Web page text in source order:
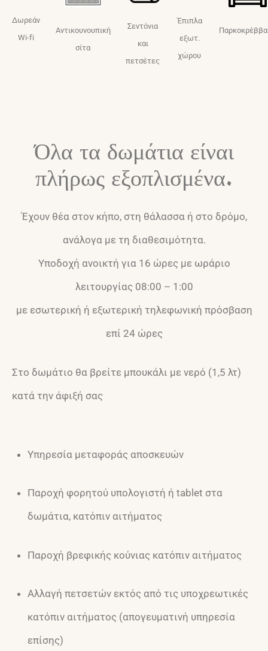
Δωρεάν
Wi-fi
Αντικουνουπική
σίτα
Σεντόνια
και
πετσέτες
Έπιπλα
εξωτ.
χώρου
Όλα τα δωμάτια είναι
πλήρως εξοπλισμένα.
Έχουν θέα στον κήπο, στη θάλασσα ή στο δρόμο,
ανάλογα με τη διαθεσιμότητα.
Υποδοχή ανοικτή για 16 ώρες με ωράριο
λειτουργίας 08:00 – 1:00
με εσωτερική ή εξωτερική τηλεφωνική πρόσβαση
επί 24 ώρες
Στο δωμάτιο θα βρείτε μπουκάλι με νερό (1,5 λτ)
κατά την άφιξή σας
Υπηρεσία μεταφοράς αποσκευών
Παροχή φορητού υπολογιστή ή tablet στα
δωμάτια, κατόπιν αιτήματος
Παροχή βρεφικής κούνιας κατόπιν αιτήματος
Αλλαγή πετσετών εκτός από τις υποχρεωτικές
κατόπιν αιτήματος (απογευματινή υπηρεσία
επίσης)